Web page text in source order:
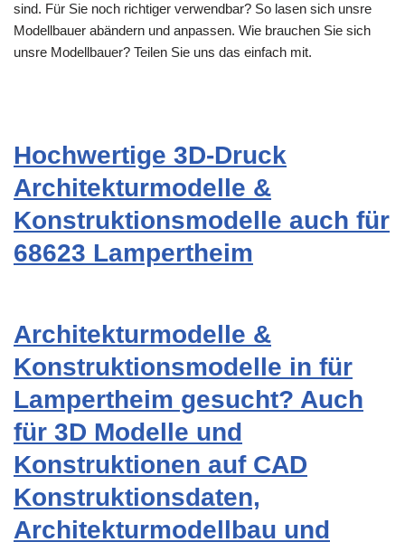
sind. Für Sie noch richtiger verwendbar? So lasen sich unsre
Modellbauer abändern und anpassen. Wie brauchen Sie sich
unsre Modellbauer? Teilen Sie uns das einfach mit.
Hochwertige 3D-Druck
Architekturmodelle &
Konstruktionsmodelle auch für
68623 Lampertheim
Architekturmodelle &
Konstruktionsmodelle in für
Lampertheim gesucht? Auch
für 3D Modelle und
Konstruktionen auf CAD
Konstruktionsdaten,
Architekturmodellbau und